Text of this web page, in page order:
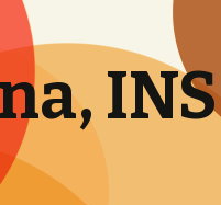
INS